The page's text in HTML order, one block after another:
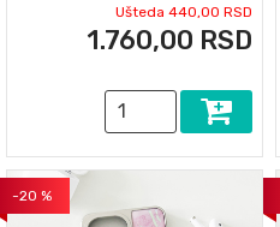
Ušteda 440,00 RSD
1.760,00 RSD
-20 %